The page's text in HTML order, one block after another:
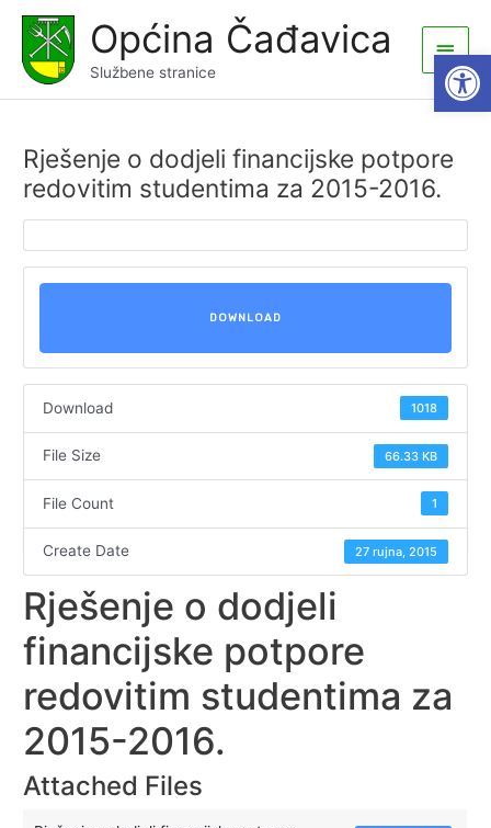
content
Općina Čađavica
Službene stranice
Main
Menu
Rješenje o dodjeli financijske potpore
redovitim studentima za 2015-2016.
DOWNLOAD
Download 1018
File Size 66.33 KB
File Count 1
Create Date 27 rujna, 2015
Rješenje o dodjeli
financijske potpore
redovitim studentima za
2015-2016.
Attached Files